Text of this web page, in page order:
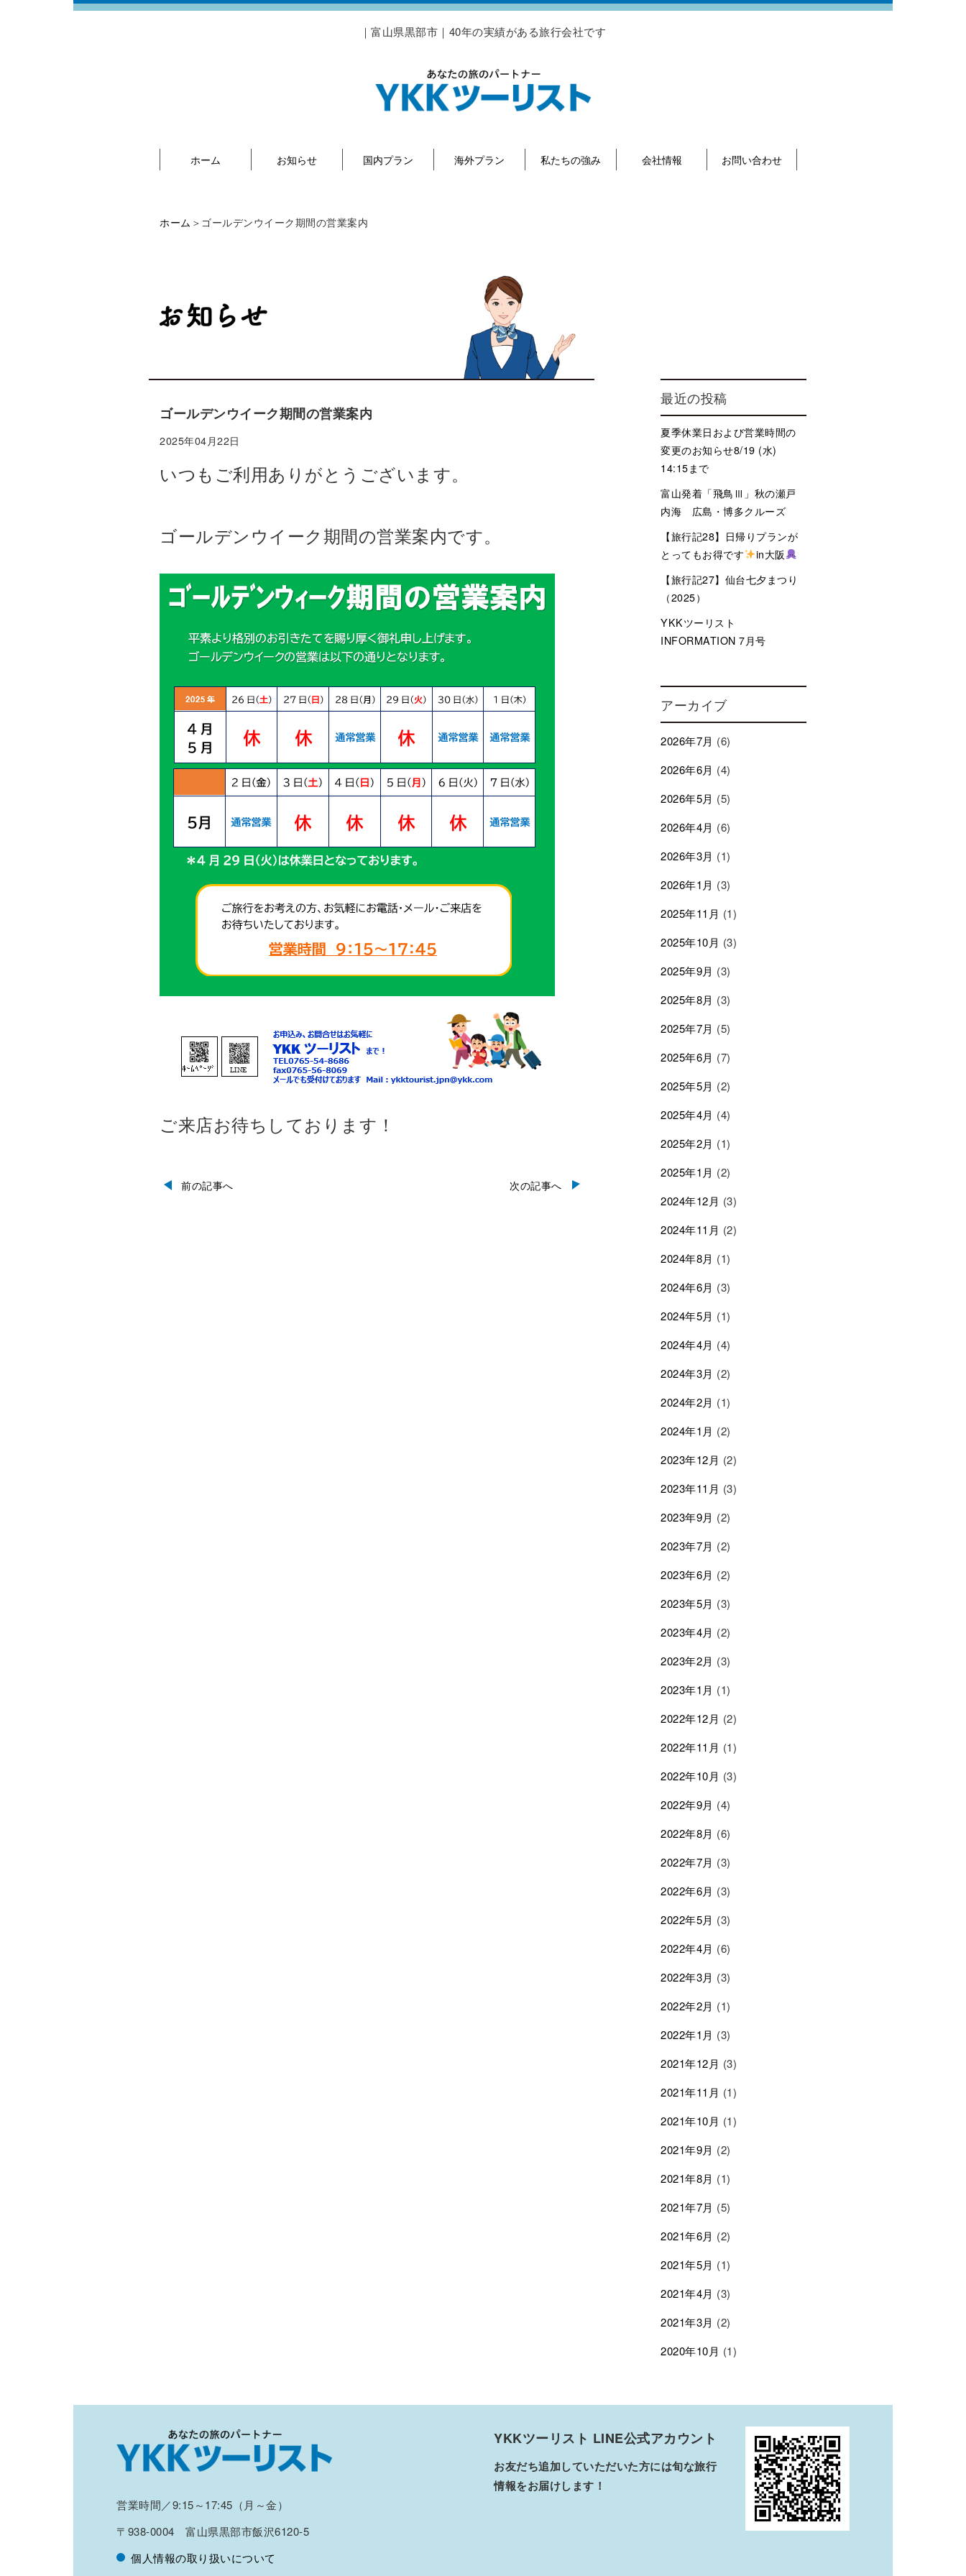
｜富山県黒部市｜40年の実績がある旅行会社です
ホーム お知らせ 国内プラン 海外プラン 私たちの強み 会社情報 お問い合わせ
ホーム ＞ゴールデンウイーク期間の営業案内
ゴールデンウイーク期間の営業案内
2025年04月22日
いつもご利用ありがとうございます。
ゴールデンウイーク期間の営業案内です。
ご来店お待ちしております！
前の記事へ 次の記事へ
最近の投稿
夏季休業日および営業時間の
変更のお知らせ8/19 (水)
14:15まで
富山発着「飛鳥Ⅲ」秋の瀬戸
内海 広島・博多クルーズ
【旅行記28】日帰りプランが
とってもお得です
in大阪
【旅行記27】仙台七夕まつり
（2025）
YKKツーリスト
INFORMATION 7月号
アーカイブ
2026年7月 (6)
2026年6月 (4)
2026年5月 (5)
2026年4月 (6)
2026年3月 (1)
2026年1月 (3)
2025年11月 (1)
2025年10月 (3)
2025年9月 (3)
2025年8月 (3)
2025年7月 (5)
2025年6月 (7)
2025年5月 (2)
2025年4月 (4)
2025年2月 (1)
2025年1月 (2)
2024年12月 (3)
2024年11月 (2)
2024年8月 (1)
2024年6月 (3)
2024年5月 (1)
2024年4月 (4)
2024年3月 (2)
2024年2月 (1)
2024年1月 (2)
2023年12月 (2)
2023年11月 (3)
2023年9月 (2)
2023年7月 (2)
2023年6月 (2)
2023年5月 (3)
2023年4月 (2)
2023年2月 (3)
2023年1月 (1)
2022年12月 (2)
2022年11月 (1)
2022年10月 (3)
2022年9月 (4)
2022年8月 (6)
2022年7月 (3)
2022年6月 (3)
2022年5月 (3)
2022年4月 (6)
2022年3月 (3)
2022年2月 (1)
2022年1月 (3)
2021年12月 (3)
2021年11月 (1)
2021年10月 (1)
2021年9月 (2)
2021年8月 (1)
2021年7月 (5)
2021年6月 (2)
2021年5月 (1)
2021年4月 (3)
2021年3月 (2)
2020年10月 (1)
営業時間／9:15～17:45（月～金）
〒938-0004 富山県黒部市飯沢6120-5
個人情報の取り扱いについて
YKKツーリスト LINE公式アカウント
お友だち追加していただいた方には旬な旅行
情報をお届けします！